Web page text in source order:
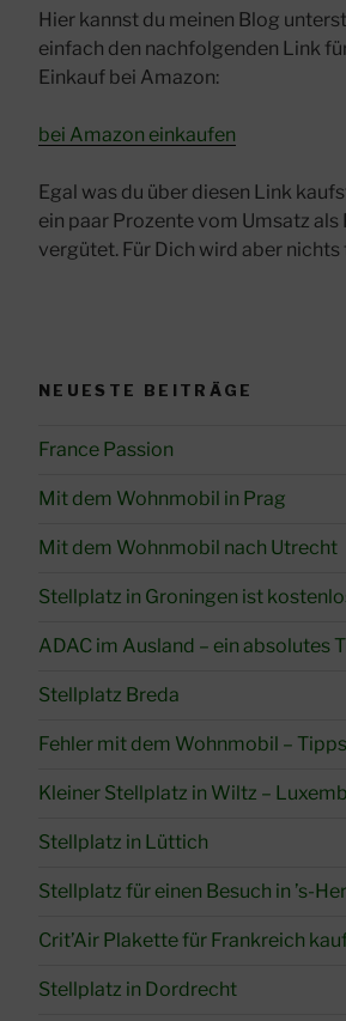
Hier kannst du meinen Blog
einfach den nachfolgenden Link
Einkauf bei Amazon:
bei Amazon einkaufen
Egal was du über diesen Link
ein paar Prozente vom Umsatz als
vergütet. Für Dich wird aber nichts
NEUESTE BEITRÄGE
France Passion
Mit dem Wohnmobil in Prag
Mit dem Wohnmobil nach Utrecht
Stellplatz in Groningen ist
ADAC im Ausland – ein absolutes
Stellplatz Breda
Fehler mit dem Wohnmobil –
Kleiner Stellplatz in Wiltz –
Stellplatz in Lüttich
Stellplatz für einen Besuch in ’s-
Crit’Air Plakette für Frankreich
Stellplatz in Dordrecht